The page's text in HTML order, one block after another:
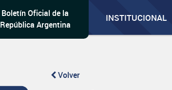
Boletín Oficial de la
República Argentina
INSTITUCIONAL
Volver